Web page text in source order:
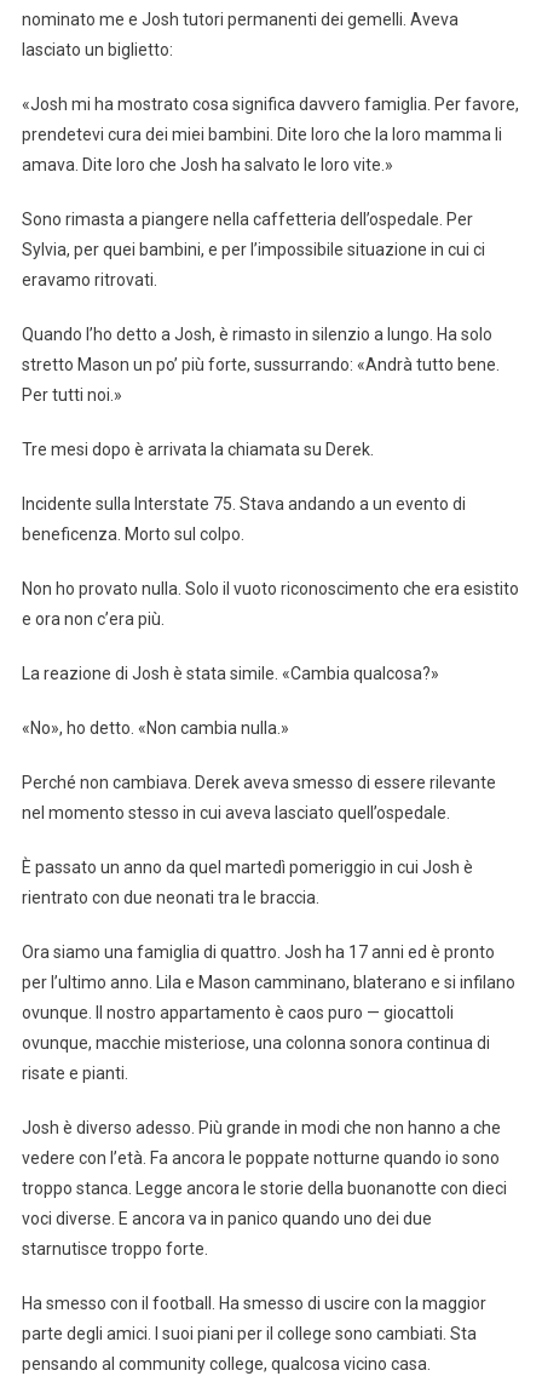
nominato me e Josh tutori permanenti dei gemelli. Aveva
lasciato un biglietto:
«Josh mi ha mostrato cosa significa davvero famiglia. Per favore,
prendetevi cura dei miei bambini. Dite loro che la loro mamma li
amava. Dite loro che Josh ha salvato le loro vite.»
Sono rimasta a piangere nella caffetteria dell’ospedale. Per
Sylvia, per quei bambini, e per l’impossibile situazione in cui ci
eravamo ritrovati.
Quando l’ho detto a Josh, è rimasto in silenzio a lungo. Ha solo
stretto Mason un po’ più forte, sussurrando: «Andrà tutto bene.
Per tutti noi.»
Tre mesi dopo è arrivata la chiamata su Derek.
Incidente sulla Interstate 75. Stava andando a un evento di
beneficenza. Morto sul colpo.
Non ho provato nulla. Solo il vuoto riconoscimento che era esistito
e ora non c’era più.
La reazione di Josh è stata simile. «Cambia qualcosa?»
«No», ho detto. «Non cambia nulla.»
Perché non cambiava. Derek aveva smesso di essere rilevante
nel momento stesso in cui aveva lasciato quell’ospedale.
È passato un anno da quel martedì pomeriggio in cui Josh è
rientrato con due neonati tra le braccia.
Ora siamo una famiglia di quattro. Josh ha 17 anni ed è pronto
per l’ultimo anno. Lila e Mason camminano, blaterano e si infilano
ovunque. Il nostro appartamento è caos puro — giocattoli
ovunque, macchie misteriose, una colonna sonora continua di
risate e pianti.
Josh è diverso adesso. Più grande in modi che non hanno a che
vedere con l’età. Fa ancora le poppate notturne quando io sono
troppo stanca. Legge ancora le storie della buonanotte con dieci
voci diverse. E ancora va in panico quando uno dei due
starnutisce troppo forte.
Ha smesso con il football. Ha smesso di uscire con la maggior
parte degli amici. I suoi piani per il college sono cambiati. Sta
pensando al community college, qualcosa vicino casa.